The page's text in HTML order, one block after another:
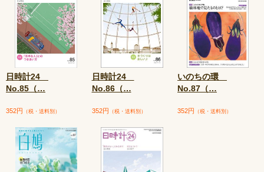
日時計24
No.85（…
352円 （税・送料別）
日時計24
No.86（…
352円 （税・送料別）
いのちの環
No.87（…
352円 （税・送料別）